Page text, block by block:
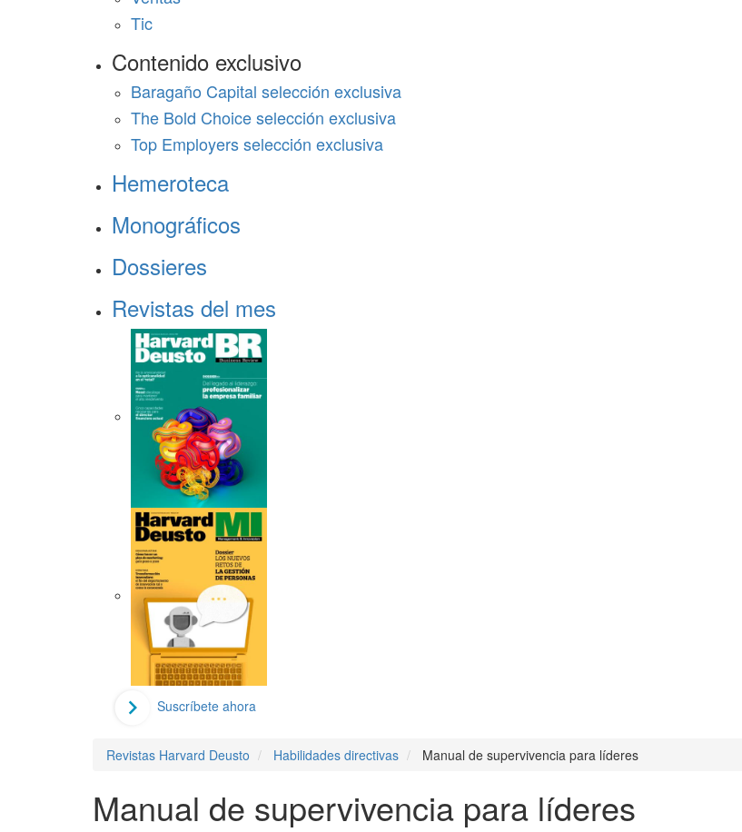
Tic
Contenido exclusivo
Baragaño Capital selección exclusiva
The Bold Choice selección exclusiva
Top Employers selección exclusiva
Hemeroteca
Monográficos
Dossieres
Revistas del mes
Suscríbete ahora
Revistas Harvard Deusto Habilidades directivas Manual de supervivencia para líderes
Manual de supervivencia para líderes